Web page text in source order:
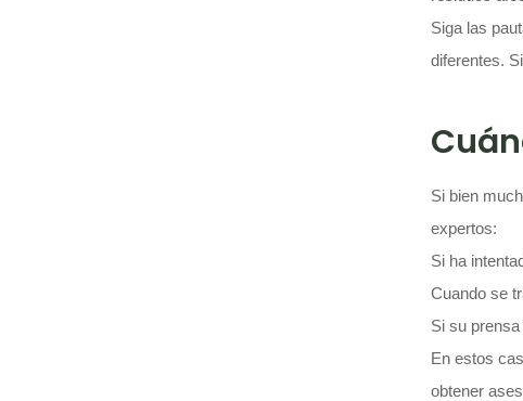
Siga las
diferentes.
Si bien
expertos:
Si ha
Cuando se
Si su
En estos
obtener